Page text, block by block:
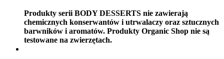
Produkty serii BODY DESSERTS nie zawierają
chemicznych konserwantów i utrwalaczy oraz sztucznych
barwników i aromatów. Produkty Organic Shop nie są
testowane na zwierzętach.